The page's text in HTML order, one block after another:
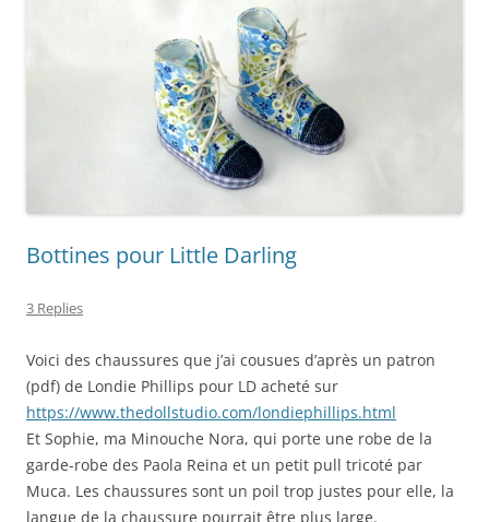
Bottines pour Little Darling
3 Replies
Voici des chaussures que j’ai cousues d’après un patron
(pdf) de Londie Phillips pour LD acheté sur
https://www.thedollstudio.com/londiephillips.html
Et Sophie, ma Minouche Nora, qui porte une robe de la
garde-robe des Paola Reina et un petit pull tricoté par
Muca. Les chaussures sont un poil trop justes pour elle, la
langue de la chaussure pourrait être plus large.